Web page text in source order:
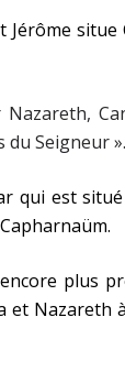
Jérôme situe
Seigneur ».
qui est
plus
et Nazareth